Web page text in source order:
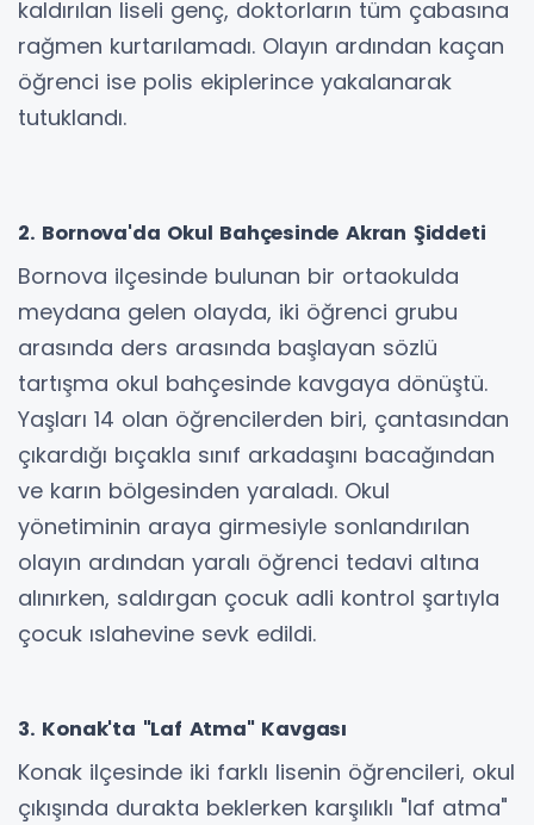
kaldırılan liseli genç, doktorların tüm çabasına
rağmen kurtarılamadı. Olayın ardından kaçan
öğrenci ise polis ekiplerince yakalanarak
tutuklandı.
2. Bornova'da Okul Bahçesinde Akran Şiddeti
Bornova ilçesinde bulunan bir ortaokulda
meydana gelen olayda, iki öğrenci grubu
arasında ders arasında başlayan sözlü
tartışma okul bahçesinde kavgaya dönüştü.
Yaşları 14 olan öğrencilerden biri, çantasından
çıkardığı bıçakla sınıf arkadaşını bacağından
ve karın bölgesinden yaraladı. Okul
yönetiminin araya girmesiyle sonlandırılan
olayın ardından yaralı öğrenci tedavi altına
alınırken, saldırgan çocuk adli kontrol şartıyla
çocuk ıslahevine sevk edildi.
3. Konak'ta "Laf Atma" Kavgası
Konak ilçesinde iki farklı lisenin öğrencileri, okul
çıkışında durakta beklerken karşılıklı "laf atma"